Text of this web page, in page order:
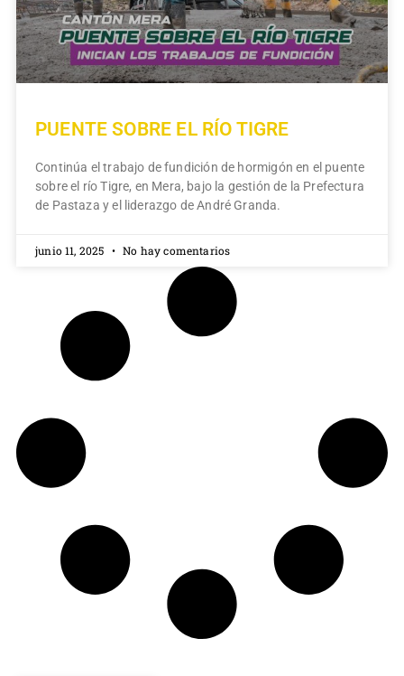
PUENTE SOBRE EL RÍO TIGRE
Continúa el trabajo de fundición de hormigón en el puente
sobre el río Tigre, en Mera, bajo la gestión de la Prefectura
de Pastaza y el liderazgo de André Granda.
junio 11, 2025 No hay comentarios